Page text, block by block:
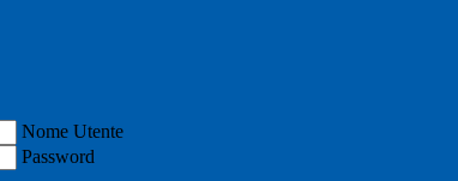
Nome Utente
Password